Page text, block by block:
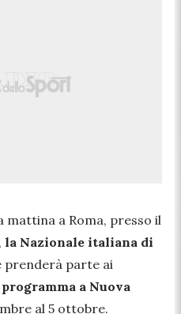
a Roma, presso il
la Nazionale italiana di
prenderà parte ai
a Nuova
al 5 ottobre.